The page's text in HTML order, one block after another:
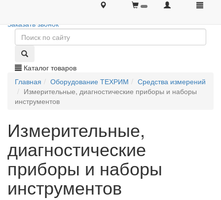
+7 (495) 646-08-66 +7 (495) 646-08-66
Заказать звонок
Каталог товаров
Главная
Оборудование ТЕХРИМ
Средства измерений
Измерительные, диагностические приборы и наборы
инструментов
Измерительные,
диагностические
приборы и наборы
инструментов